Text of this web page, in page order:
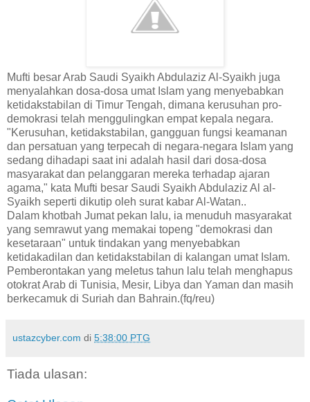
Mufti besar Arab Saudi Syaikh Abdulaziz Al-Syaikh juga
menyalahkan dosa-dosa umat Islam yang menyebabkan
ketidakstabilan di Timur Tengah, dimana kerusuhan pro-
demokrasi telah menggulingkan empat kepala negara.
"Kerusuhan, ketidakstabilan, gangguan fungsi keamanan
dan persatuan yang terpecah di negara-negara Islam yang
sedang dihadapi saat ini adalah hasil dari dosa-dosa
masyarakat dan pelanggaran mereka terhadap ajaran
agama," kata Mufti besar Saudi Syaikh Abdulaziz Al al-
Syaikh seperti dikutip oleh surat kabar Al-Watan..
Dalam khotbah Jumat pekan lalu, ia menuduh masyarakat
yang semrawut yang memakai topeng "demokrasi dan
kesetaraan" untuk tindakan yang menyebabkan
ketidakadilan dan ketidakstabilan di kalangan umat Islam.
Pemberontakan yang meletus tahun lalu telah menghapus
otokrat Arab di Tunisia, Mesir, Libya dan Yaman dan masih
berkecamuk di Suriah dan Bahrain.(fq/reu)
ustazcyber.com di 5:38:00 PTG
Tiada ulasan: